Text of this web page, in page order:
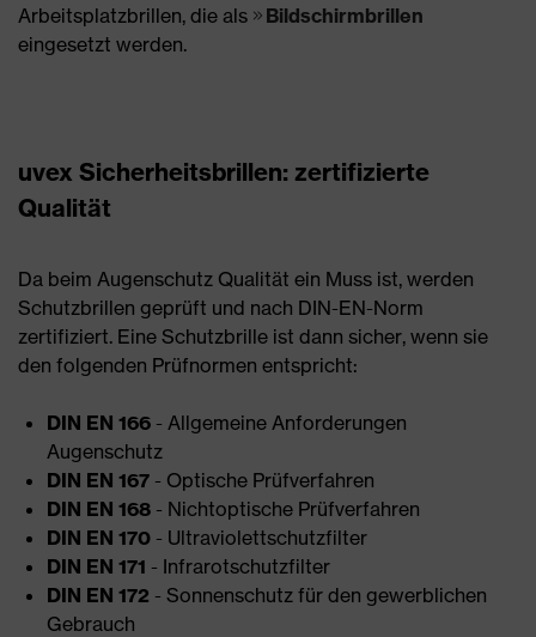
Arbeitsplatzbrillen, die als
Bildschirmbrillen
eingesetzt werden.
uvex Sicherheitsbrillen: zertifizierte
Qualität
Da beim Augenschutz Qualität ein Muss ist, werden
Schutzbrillen geprüft und nach DIN-EN-Norm
zertifiziert. Eine Schutzbrille ist dann sicher, wenn sie
den folgenden Prüfnormen entspricht:
DIN EN 166 - Allgemeine Anforderungen
Augenschutz
DIN EN 167 - Optische Prüfverfahren
DIN EN 168 - Nichtoptische Prüfverfahren
DIN EN 170 - Ultraviolettschutzfilter
DIN EN 171 - Infrarotschutzfilter
DIN EN 172 - Sonnenschutz für den gewerblichen
Gebrauch